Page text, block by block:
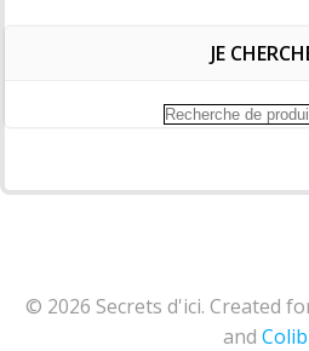
JE
Recherche
© 2026 Secrets d'ici. Created
and